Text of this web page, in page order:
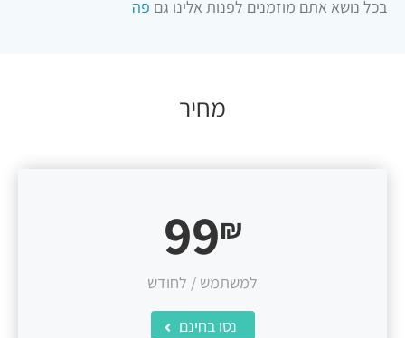
בכל נושא אתם מוזמנים לפנות אלינו גם פה
מחיר
99₪
למשתמש / לחודש
נסו בחינם